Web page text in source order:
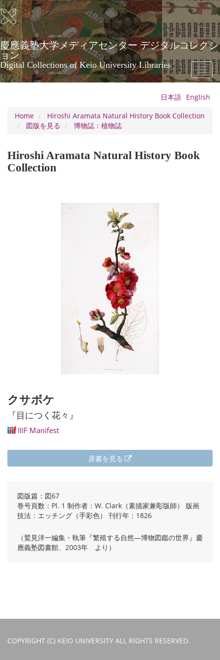
Skip
to
main
content
慶應義塾大学メディアセンター デジタルコレクシ
ョン
Digital Collections of Keio University Libraries
Toggle
日本語 English
Home
Hiroshi Aramata Natural History Book Collection
図版を見る
博物誌：植物誌
Hiroshi Aramata Natural History Book
Collection
クサボケ
『目につく花々』
IIIF Manifest
原書を見る
図版篇：図67
巻号頁数：Pl. 1 制作者：W. Clark（素描家兼彫版師） 版画
技法：エッチング（手彩色） 刊行年：1826
（鷲見洋一編集・執筆『繁殖する自然―博物図鑑の世界』慶
應義塾図書館、2003年 より）
COPYRIGHT (C) KEIO UNIVERSITY ALL RIGHTS RESERVED.